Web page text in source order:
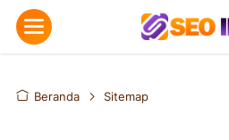
Beranda Sitemap